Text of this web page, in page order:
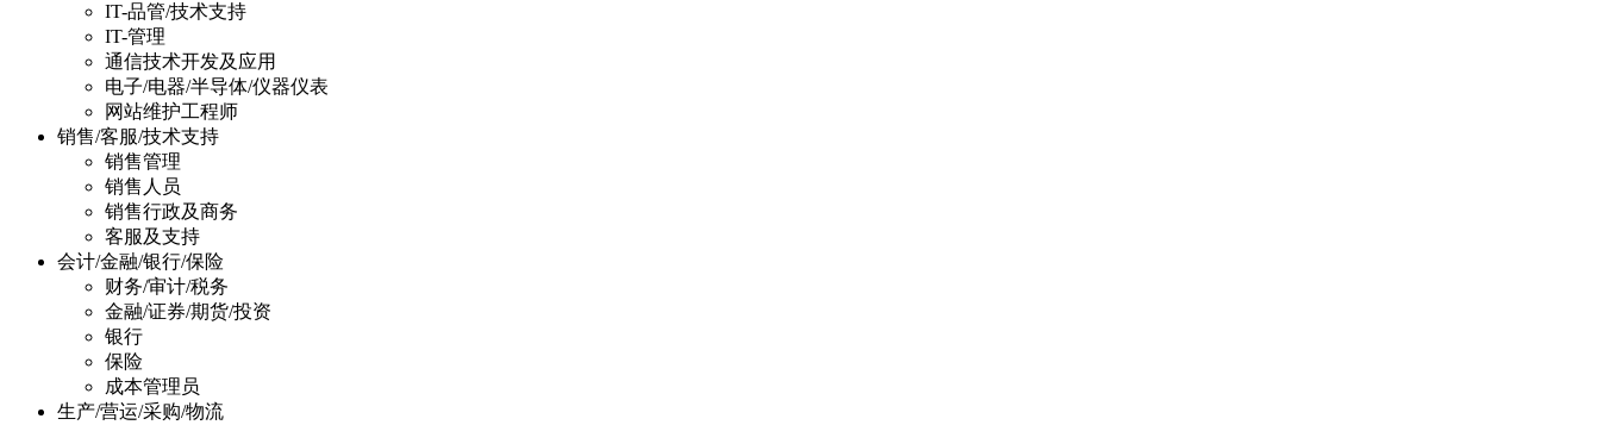
IT-品管/技术支持
IT-管理
通信技术开发及应用
电子/电器/半导体/仪器仪表
网站维护工程师
销售/客服/技术支持
销售管理
销售人员
销售行政及商务
客服及支持
会计/金融/银行/保险
财务/审计/税务
金融/证券/期货/投资
银行
保险
成本管理员
生产/营运/采购/物流